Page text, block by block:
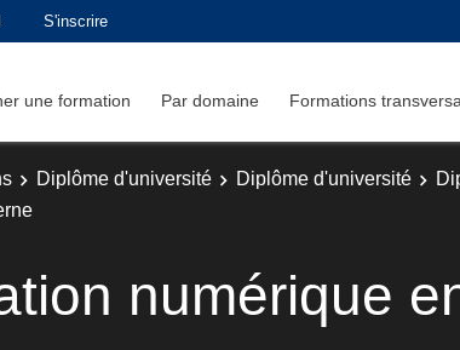
S'inscrire
une formation Par domaine Formations
Diplôme d'université Diplôme d'université
numérique